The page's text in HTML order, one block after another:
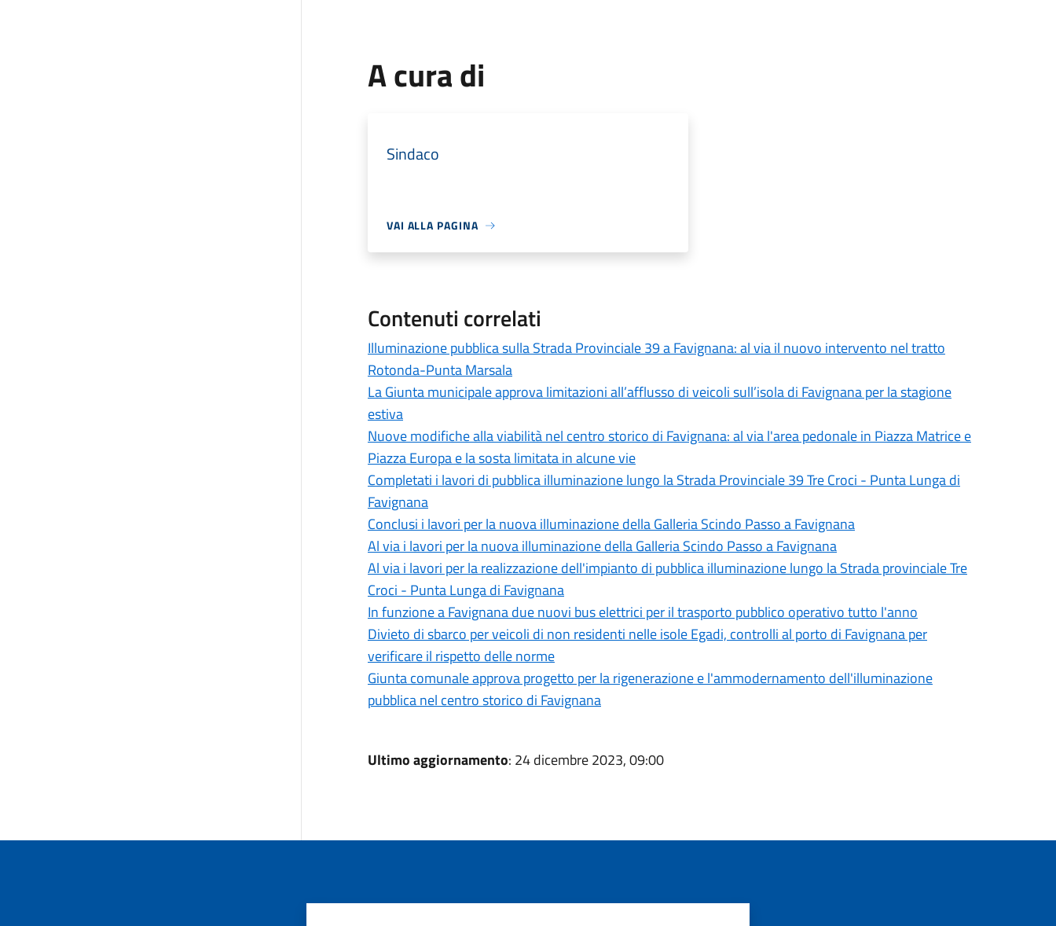
A cura di
Sindaco
VAI ALLA PAGINA
Contenuti correlati
Illuminazione pubblica sulla Strada Provinciale 39 a Favignana: al via il nuovo intervento nel tratto
Rotonda-Punta Marsala
La Giunta municipale approva limitazioni all’afflusso di veicoli sull’isola di Favignana per la stagione
estiva
Nuove modifiche alla viabilità nel centro storico di Favignana: al via l'area pedonale in Piazza Matrice e
Piazza Europa e la sosta limitata in alcune vie
Completati i lavori di pubblica illuminazione lungo la Strada Provinciale 39 Tre Croci - Punta Lunga di
Favignana
Conclusi i lavori per la nuova illuminazione della Galleria Scindo Passo a Favignana
Al via i lavori per la nuova illuminazione della Galleria Scindo Passo a Favignana
Al via i lavori per la realizzazione dell'impianto di pubblica illuminazione lungo la Strada provinciale Tre
Croci - Punta Lunga di Favignana
In funzione a Favignana due nuovi bus elettrici per il trasporto pubblico operativo tutto l'anno
Divieto di sbarco per veicoli di non residenti nelle isole Egadi, controlli al porto di Favignana per
verificare il rispetto delle norme
Giunta comunale approva progetto per la rigenerazione e l'ammodernamento dell'illuminazione
pubblica nel centro storico di Favignana
Ultimo aggiornamento: 24 dicembre 2023, 09:00